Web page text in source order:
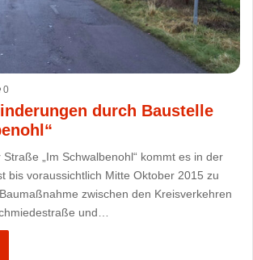
0
durch Baustelle
„Im Schwalbenohl“ kommt es in der
bis voraussichtlich Mitte Oktober 2015 zu
zwischen den Kreisverkehren
und…